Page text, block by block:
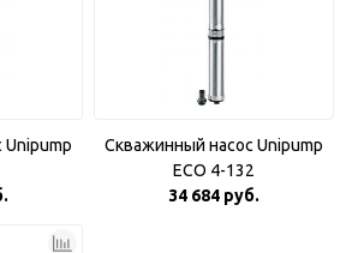
Скважинный насос Unipump
ECO 4-132
34 684 руб.